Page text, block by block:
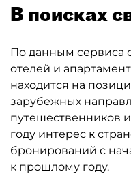
В поисках
По данным сервиса
отелей и
находится на
зарубежных
путешественников
году интерес к
бронирований с
к прошлому году.